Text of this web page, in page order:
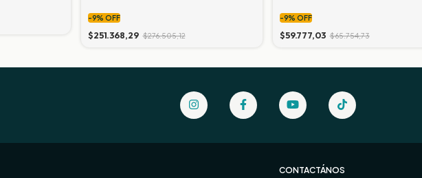
-9% OFF
$251.368,29 $276.505,12
-9% OFF
$59.777,03 $65.754,73
CONTACTÁNOS